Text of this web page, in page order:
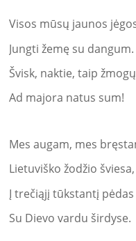
Visos mūsų jaunos
Jungti žemę su dangum.
Švisk, naktie, taip
Ad majora natus sum!
Mes augam, mes
Lietuviško žodžio šviesa,
Į trečiąjį tūkstantį
Su Dievo vardu širdyse.